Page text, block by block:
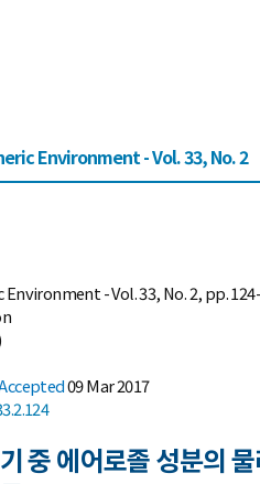
Environment - Vol. 33, No. 2
- Vol. 33, No. 2, pp.
09 Mar 2017
중 에어로졸 성분의